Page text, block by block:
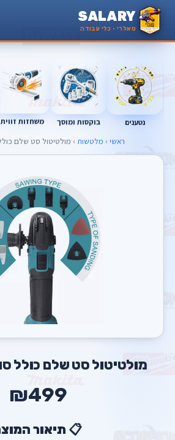
SALARY
סאלרי · כלי עבודה
נטענים בוקסות ומוסך משחזות זווית
ראשי › מלטשות › מולטיטול סט שלם
מולטיטול סט שלם כולל
₪499
📋 תיאור